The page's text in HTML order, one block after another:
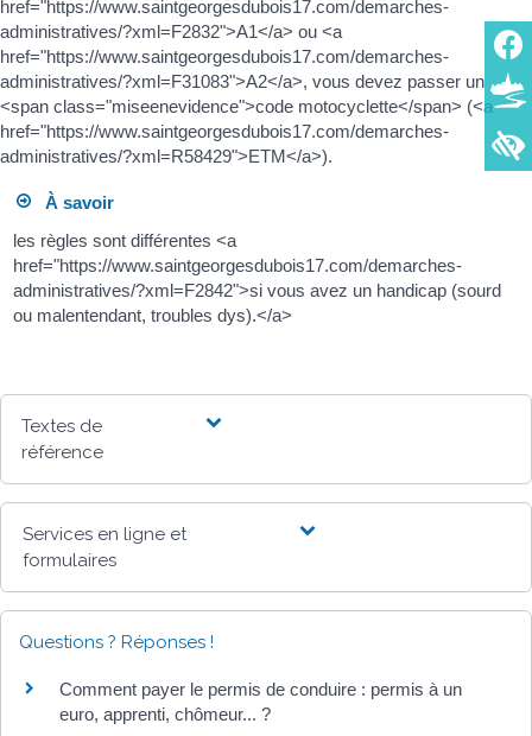
href="https://www.saintgeorgesdubois17.com/demarches-
administratives/?xml=F2832">A1</a> ou <a
href="https://www.saintgeorgesdubois17.com/demarches-
administratives/?xml=F31083">A2</a>, vous devez passer un
<span class="miseenevidence">code motocyclette</span> (<a
href="https://www.saintgeorgesdubois17.com/demarches-
administratives/?xml=R58429">ETM</a>).
À savoir
les règles sont différentes <a
href="https://www.saintgeorgesdubois17.com/demarches-
administratives/?xml=F2842">si vous avez un handicap (sourd
ou malentendant, troubles dys).</a>
Textes de
référence
Services en ligne et
formulaires
Questions ? Réponses !
Comment payer le permis de conduire : permis à un
euro, apprenti, chômeur... ?